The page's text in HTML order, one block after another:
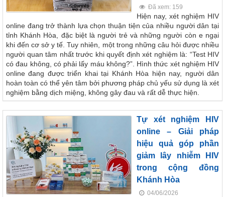
Đã xem: 159
Hiện nay, xét nghiệm HIV
online đang trở thành lựa chọn thuận tiện của nhiều người dân tại
tỉnh Khánh Hòa, đặc biệt là người trẻ và những người còn e ngại
khi đến cơ sở y tế. Tuy nhiên, một trong những câu hỏi được nhiều
người quan tâm nhất trước khi quyết định xét nghiệm là: “Test HIV
có đau không, có phải lấy máu không?”. Hình thức xét nghiệm HIV
online đang được triển khai tại Khánh Hòa hiện nay, người dân
hoàn toàn có thể yên tâm bởi phương pháp chủ yếu sử dụng là xét
nghiệm bằng dịch miệng, không gây đau và rất dễ thực hiện.
Tự xét nghiệm HIV
online – Giải pháp
hiệu quả góp phần
giảm lây nhiễm HIV
trong cộng đồng
Khánh Hòa
04/06/2026